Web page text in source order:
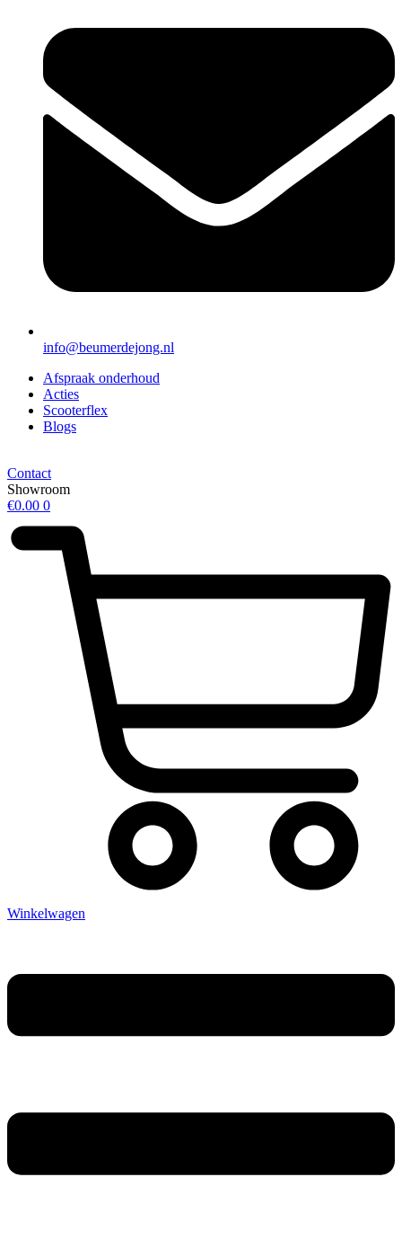
info@beumerdejong.nl
Afspraak onderhoud
Acties
Scooterflex
Blogs
Contact
Showroom
€0.00 0
Winkelwagen